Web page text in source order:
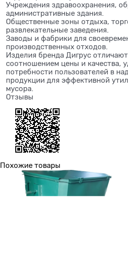
Учреждения здравоохранения,
административные здания.
Общественные зоны отдыха,
развлекательные заведения.
Заводы и фабрики для
производственных отходов.
Изделия бренда Дигрус
соотношением цены и качества,
потребности пользователей в
продукции для эффективной
мусора.
Отзывы
Похожие товары